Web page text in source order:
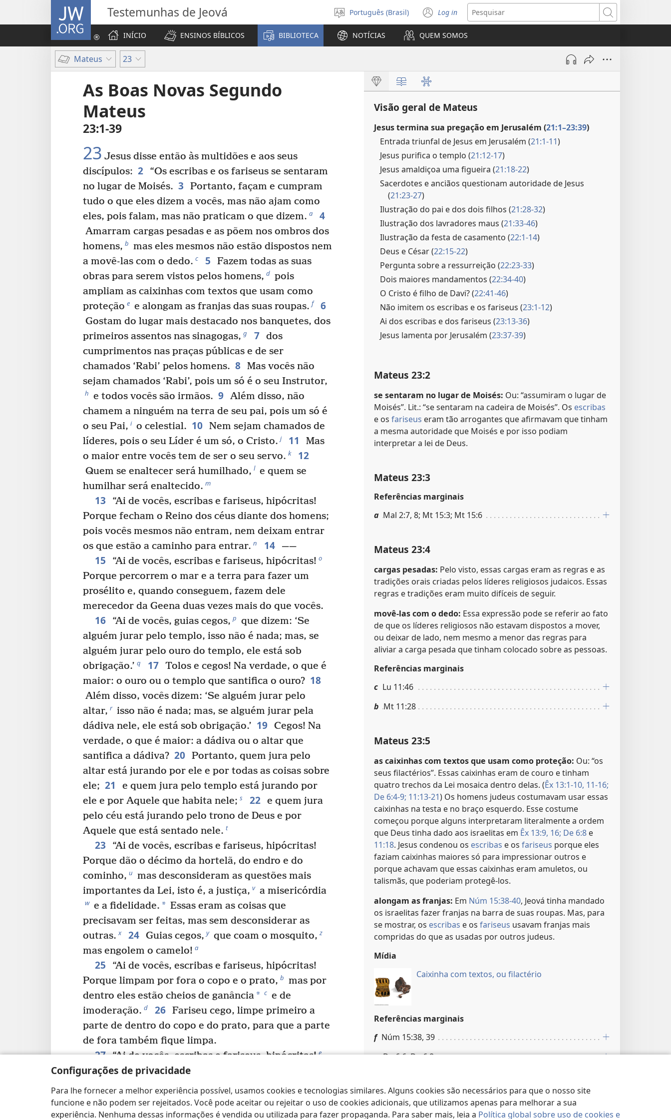
Configurações de privacidade
Para lhe fornecer a melhor experiência possível, usamos cookies e tecnologias similares. Alguns cookies são necessários para que o nosso site
funcione e não podem ser rejeitados. Você pode aceitar ou rejeitar o uso de cookies adicionais, que utilizamos apenas para melhorar a sua
experiência. Nenhuma dessas informações é vendida ou utilizada para fazer propaganda. Para saber mais, leia a Política global sobre uso de cookies e
JW.ORG Testemunhas de Jeová
Selecione
o
idioma
Português (Brasil) Log in
(abre
nova
janela)
Pesquisar
INÍCIO
ENSINOS BÍBLICOS BIBLIOTECA NOTÍCIAS QUEM SOMOS
Mateus 23
As Boas Novas Segundo
Mateus
23:1-39
23 Jesus disse então às multidões e aos seus
discípulos: 2
“Os escribas e os fariseus se sentaram
no lugar de Moisés. 3
Portanto, façam e cumpram
tudo o que eles dizem a vocês, mas não ajam como
eles, pois falam, mas não praticam o que dizem. a 4
Amarram cargas pesadas e as põem nos ombros dos
homens, b mas eles mesmos não estão dispostos nem
a movê-las com o dedo. c 5
Fazem todas as suas
obras para serem vistos pelos homens, d pois
ampliam as caixinhas com textos que usam como
proteção e e alongam as franjas das suas roupas. f 6
Gostam do lugar mais destacado nos banquetes, dos
primeiros assentos nas sinagogas, g 7 dos
cumprimentos nas praças públicas e de ser
chamados ‘Rabi’ pelos homens. 8 Mas vocês não
sejam chamados ‘Rabi’, pois um só é o seu Instrutor,
h e todos vocês são irmãos. 9 Além disso, não
chamem a ninguém na terra de seu pai, pois um só é
o seu Pai, i o celestial. 10 Nem sejam chamados de
líderes, pois o seu Líder é um só, o Cristo. j 11
Mas
o maior entre vocês tem de ser o seu servo. k 12
Quem se enaltecer será humilhado, l e quem se
humilhar será enaltecido. m
13
“Ai de vocês, escribas e fariseus, hipócritas!
Porque fecham o Reino dos céus diante dos homens;
pois vocês mesmos não entram, nem deixam entrar
os que estão a caminho para entrar. n 14 ——
15 “Ai de vocês, escribas e fariseus, hipócritas! o
Porque percorrem o mar e a terra para fazer um
prosélito e, quando conseguem, fazem dele
merecedor da Geena duas vezes mais do que vocês.
16 “Ai de vocês, guias cegos, p que dizem: ‘Se
alguém jurar pelo templo, isso não é nada; mas, se
alguém jurar pelo ouro do templo, ele está sob
obrigação.’ q 17 Tolos e cegos! Na verdade, o que é
maior: o ouro ou o templo que santifica o ouro? 18
Além disso, vocês dizem: ‘Se alguém jurar pelo
altar, r isso não é nada; mas, se alguém jurar pela
dádiva nele, ele está sob obrigação.’ 19 Cegos! Na
verdade, o que é maior: a dádiva ou o altar que
santifica a dádiva? 20 Portanto, quem jura pelo
altar está jurando por ele e por todas as coisas sobre
ele; 21
e quem jura pelo templo está jurando por
ele e por Aquele que habita nele; s 22 e quem jura
pelo céu está jurando pelo trono de Deus e por
Aquele que está sentado nele. t
23
“Ai de vocês, escribas e fariseus, hipócritas!
Porque dão o décimo da hortelã, do endro e do
cominho, u mas desconsideram as questões mais
importantes da Lei, isto é, a justiça, v a misericórdia
w e a fidelidade. * Essas eram as coisas que
precisavam ser feitas, mas sem desconsiderar as
outras. x 24 Guias cegos, y que coam o mosquito, z
mas engolem o camelo! a
25
“Ai de vocês, escribas e fariseus, hipócritas!
Porque limpam por fora o copo e o prato, b mas por
dentro eles estão cheios de ganância* c e de
imoderação. d 26 Fariseu cego, limpe primeiro a
parte de dentro do copo e do prato, para que a parte
de fora também fique limpa.
27 “Ai de vocês, escribas e fariseus, hipócritas! e
Porque são como sepulcros caiados,
realmente parecem belos, mas por dentro estão
cheios de ossos de mortos e de todo tipo de
impureza. 28 Do mesmo modo, por fora vocês
Visão geral de Mateus
Jesus termina sua pregação em Jerusalém (21:1–23:39)
Entrada triunfal de Jesus em Jerusalém (21:1-11)
Jesus purifica o templo (21:12-17)
Jesus amaldiçoa uma figueira (21:18-22)
Sacerdotes e anciãos questionam autoridade de Jesus
(21:23-27)
Ilustração do pai e dos dois filhos (21:28-32)
Ilustração dos lavradores maus (21:33-46)
Ilustração da festa de casamento (22:1-14)
Deus e César (22:15-22)
Pergunta sobre a ressurreição (22:23-33)
Dois maiores mandamentos (22:34-40)
O Cristo é filho de Davi? (22:41-46)
Não imitem os escribas e os fariseus (23:1-12)
Ai dos escribas e dos fariseus (23:13-36)
Jesus lamenta por Jerusalém (23:37-39)
Mateus 23:2
se sentaram no lugar de Moisés: Ou: “assumiram o lugar de
Moisés”. Lit.: “se sentaram na cadeira de Moisés”. Os escribas
e os fariseus eram tão arrogantes que afirmavam que tinham
a mesma autoridade que Moisés e por isso podiam
interpretar a lei de Deus.
Mateus 23:3
Referências marginais
a Mal 2:7, 8; Mt 15:3; Mt 15:6
Mateus 23:4
cargas pesadas: Pelo visto, essas cargas eram as regras e as
tradições orais criadas pelos líderes religiosos judaicos. Essas
regras e tradições eram muito difíceis de seguir.
movê-las com o dedo: Essa expressão pode se referir ao fato
de que os líderes religiosos não estavam dispostos a mover,
ou deixar de lado, nem mesmo a menor das regras para
aliviar a carga pesada que tinham colocado sobre as pessoas.
Referências marginais
c Lu 11:46
b Mt 11:28
Mateus 23:5
as caixinhas com textos que usam como proteção: Ou: “os
seus filactérios”. Essas caixinhas eram de couro e tinham
quatro trechos da Lei mosaica dentro delas. (Êx 13:1-10, 11-16;
De 6:4-9; 11:13-21) Os homens judeus costumavam usar essas
caixinhas na testa e no braço esquerdo. Esse costume
começou porque alguns interpretaram literalmente a ordem
que Deus tinha dado aos israelitas em Êx 13:9, 16; De 6:8 e
11:18. Jesus condenou os escribas e os fariseus porque eles
faziam caixinhas maiores só para impressionar outros e
porque achavam que essas caixinhas eram amuletos, ou
talismãs, que poderiam protegê-los.
alongam as franjas: Em Núm 15:38-40, Jeová tinha mandado
os israelitas fazer franjas na barra de suas roupas. Mas, para
se mostrar, os escribas e os fariseus usavam franjas mais
compridas do que as usadas por outros judeus.
Mídia
Caixinha com textos, ou filactério
Referências marginais
f Núm 15:38, 39
e De 6:6; De 6:8
Mateus 23:6